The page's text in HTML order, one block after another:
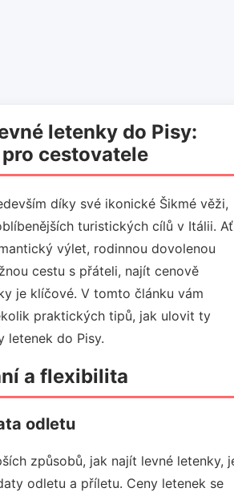
letenky do Pisy:
cestovatele
díky své ikonické Šikmé věži,
turistických cílů v Itálii. Ať
výlet, rodinnou dovolenou
cestu s přáteli, najít cenově
je klíčové. V tomto článku vám
praktických tipů, jak ulovit ty
letenek do Pisy.
a flexibilita
odletu
způsobů, jak najít levné letenky,
odletu a příletu. Ceny letenek se